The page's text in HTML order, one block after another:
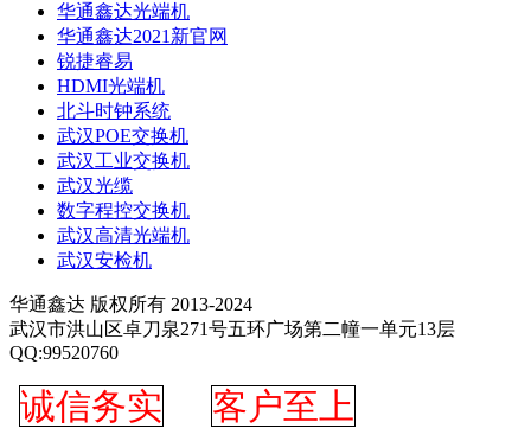
华通鑫达光端机
华通鑫达2021新官网
锐捷睿易
HDMI光端机
北斗时钟系统
武汉POE交换机
武汉工业交换机
武汉光缆
数字程控交换机
武汉高清光端机
武汉安检机
华通鑫达 版权所有 2013-2024
武汉市洪山区卓刀泉271号五环广场第二幢一单元13层
QQ:99520760
诚信务实 客户至上